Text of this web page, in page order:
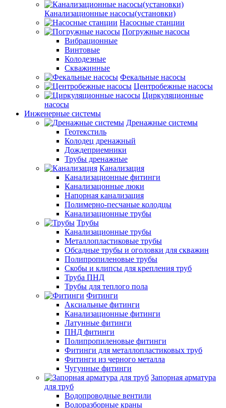
Канализационные насосы(установки)
Насосные станции
Погружные насосы
Вибрационные
Винтовые
Колодезные
Скважинные
Фекальные насосы
Центробежные насосы
Циркуляционные
насосы
Инженерные системы
Дренажные системы
Геотекстиль
Колодец дренажный
Дождеприемники
Трубы дренажные
Канализация
Канализационные фитинги
Канализацонные люки
Напорная канализация
Полимерно-песчаные колодцы
Канализационные трубы
Трубы
Канализационные трубы
Металлопластиковые трубы
Обсадные трубы и оголовки для скважин
Полипропиленовые трубы
Скобы и клипсы для крепления труб
Труба ПНД
Трубы для теплого пола
Фитинги
Аксиальные фитинги
Канализационные фитинги
Латунные фитинги
ПНД фитинги
Полипропиленовые фитинги
Фитинги для металлопластиковых труб
Фитинги из черного металла
Чугунные фитинги
Запорная арматура
для труб
Водопроводные вентили
Водоразборные краны